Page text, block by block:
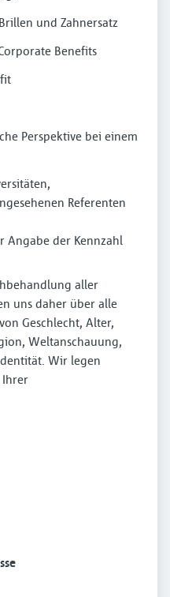
und Zahnersatz
Benefits
Perspektive bei einem
Referenten
Angabe der Kennzahl
aller
uns daher über alle
Geschlecht, Alter,
Weltanschauung,
Wir legen
Ihrer